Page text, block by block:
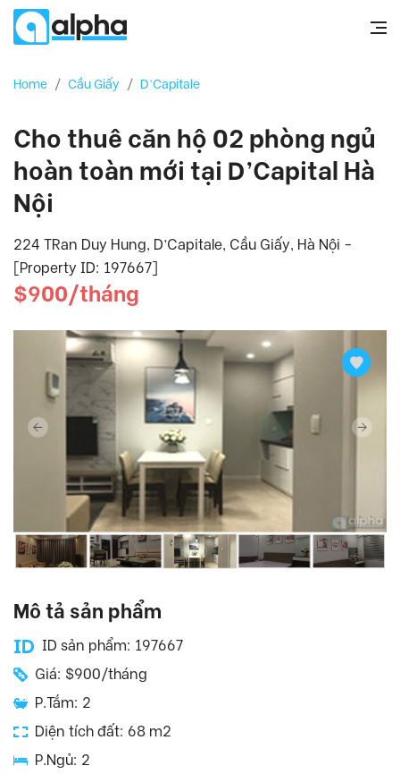
Home / Cầu Giấy / D’Capitale
Cho thuê căn hộ 02 phòng ngủ
hoàn toàn mới tại D’Capital Hà
Nội
224 TRan Duy Hung, D’Capitale, Cầu Giấy, Hà Nội -
[Property ID: 197667]
$900/tháng
Mô tả sản phẩm
ID sản phẩm: 197667
Giá: $900/tháng
P.Tắm: 2
Diện tích đất: 68 m2
P.Ngủ: 2